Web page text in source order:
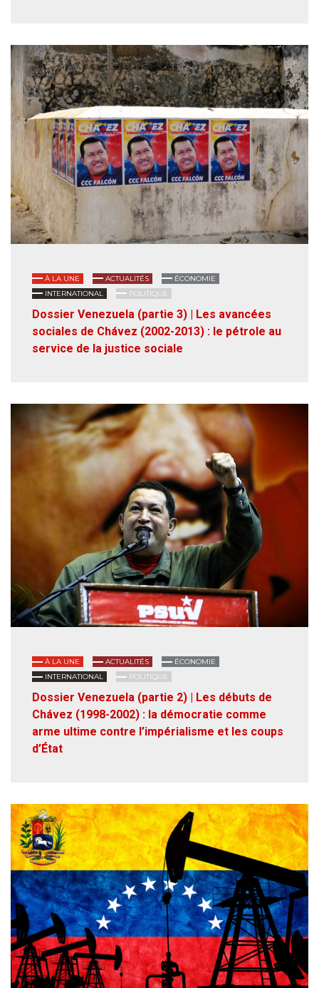
À LA UNE ACTUALITÉS
ÉCONOMIE
INTERNATIONAL
POLITIQUE
Dossier Venezuela (partie 3) | Les avancées
sociales de Chávez (2002-2013) : le pétrole au
service de la justice sociale
À LA UNE ACTUALITÉS
ÉCONOMIE
INTERNATIONAL
POLITIQUE
Dossier Venezuela (partie 2) | Les débuts de
Chávez (1998-2002) : la démocratie comme
arme ultime contre l’impérialisme et les coups
d’État